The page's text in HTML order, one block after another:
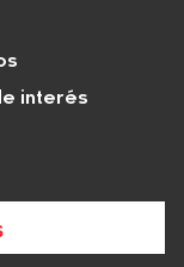
interés